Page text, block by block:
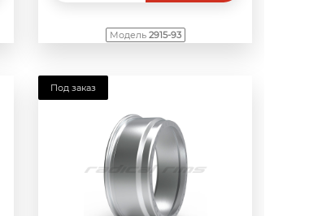
Модель 2915-93
Под заказ